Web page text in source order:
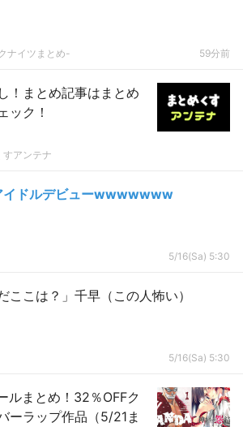
ナイツまとめ- 59分前
！まとめ記事はまとめ
ック！
すアンテナ
イドルデビューwwwwwww
5/16(Sa) 5:30
ここは？」千早（この人怖い）
5/16(Sa) 5:30
ルまとめ！32％OFFク
ーラップ作品（5/21ま